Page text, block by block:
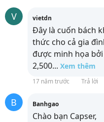
V vietdn
Đây là cuốn bách
thức cho cả gia
được minh họa
2,500... Xem thêm
17 năm trước Trả lời
B Banhgao
Chào bạn Capser,